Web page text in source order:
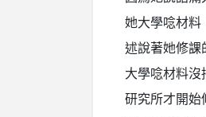
她大學唸材料
述說著她修課
大學唸材料沒
研究所才開始